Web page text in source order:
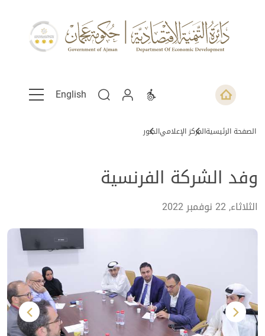
English
الصفحة الرئيسيةالمركز الإعلاميالصور
وفد الشركة الفرنسية
الثلاثاء, 22 نوفمبر 2022